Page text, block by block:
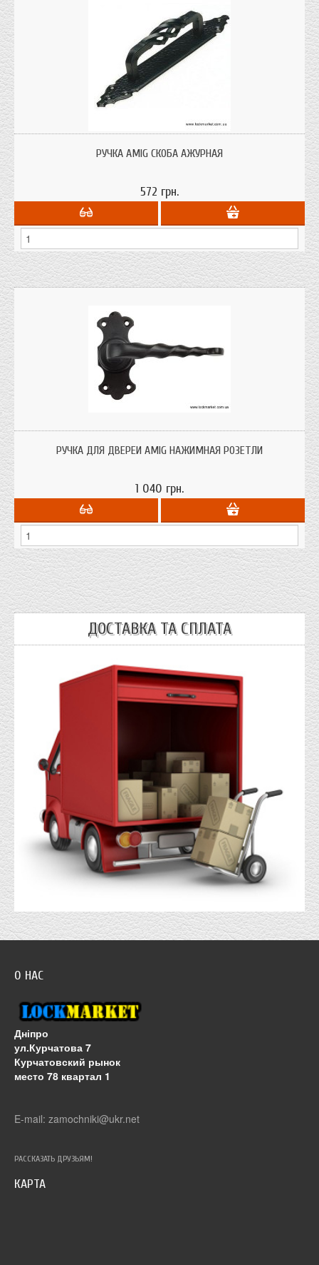
РУЧКА AMIG СКОБА АЖУРНАЯ
572 грн.
РУЧКА ДЛЯ ДВЕРЕЙ AMIG НАЖИМНАЯ РОЗЕТЛИ
1 040 грн.
ДОСТАВКА ТА СПЛАТА
О НАС
Дніпро
ул.Курчатова 7
Курчатовский рынок
место 78 квартал 1
E-mail: zamochniki@ukr.net
РАССКАЗАТЬ ДРУЗЬЯМ!
КАРТА